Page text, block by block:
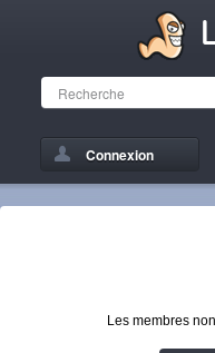
Connexion
Les membres